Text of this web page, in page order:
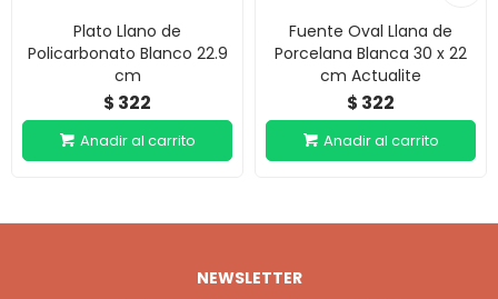
Plato Llano de
Policarbonato Blanco 22.9
cm
$ 322
Fuente Oval Llana de
Porcelana Blanca 30 x 22
cm Actualite
$ 322
NEWSLETTER